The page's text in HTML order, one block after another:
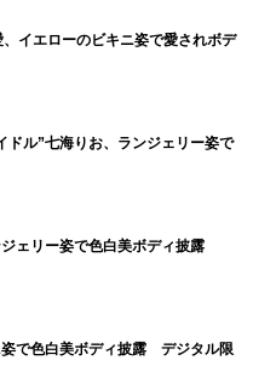
千鳥が一言、「参考にさせ
しょんぼり旅が極上の笑い
組です。ぜひご覧くださ
メント＞
鳥さんの組み合わせは、ほ
バイくらいに笑いにあふれ
三者三様の面白さで、とに
。スタジオゲストの名取裕
すぎるところも必見です。
イエローのビキニ姿で愛されボデ
ドル”七海りお、ランジェリー姿で
ェリー姿で色白美ボディ披露
で色白美ボディ披露 デジタル限